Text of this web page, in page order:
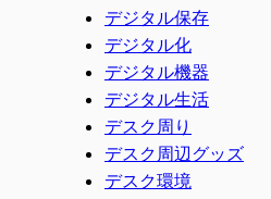
デジタル保存
デジタル化
デジタル機器
デジタル生活
デスク周り
デスク周辺グッズ
デスク環境